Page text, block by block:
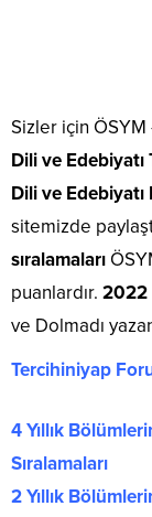
Sizler için ÖSYM
Dili ve Edebiyatı
Dili ve Edebiyatı
sitemizde
sıralamaları
puanlardır. 2022
ve Dolmadı
Tercihiniyap
4 Yıllık
Sıralamaları
2 Yıllık